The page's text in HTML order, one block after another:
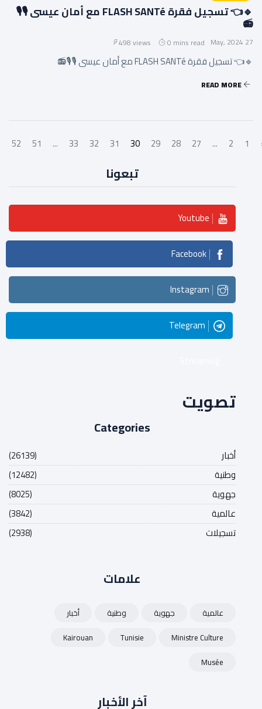
🔹👈 تسجيل فقرة FLASH SANTé مع أمان عيسى 🎙🎙
📻
27 May, 2024
0 mins read
498 views
🔹👈 تسجيل فقرة FLASH SANTé مع أمان عيسى 🎙🎙📻
READ MORE
1
2
...
27
28
29
30
31
32
33
...
51
52
تبعونا
Youtube
Facebook
Instagram
Telegram
تصويت
Categories
أخبار
(26139)
وطنية
(12482)
جهوية
(8025)
عالمية
(3842)
تسجيلات
(2938)
علامات
عالمية جهوية وطنية
أخبار
Ministre Culture
Tunisie
Kairouan
Musée
آخر الأخبار